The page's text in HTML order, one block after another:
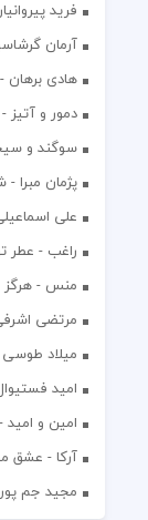
فرید
آرمان
هادی برهان
دمور و آتیز
سوگند و
پژمان مبرا
علی
راغب - عطر
منس - هرگز
مرتضی
میلاد
اميد
امین و
آرکا - عشق
مجید جم